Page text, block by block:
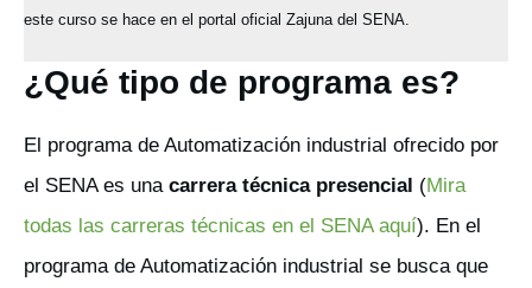
este curso se hace en el portal oficial Zajuna del SENA.
¿Qué tipo de programa es?
El programa de Automatización industrial ofrecido por
el SENA es una carrera técnica presencial (Mira
todas las carreras técnicas en el SENA aquí). En el
programa de Automatización industrial se busca que